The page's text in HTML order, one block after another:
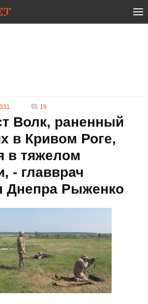
19
Волк, раненный
в Кривом Роге,
в тяжелом
- главврач
Днепра Рыженко